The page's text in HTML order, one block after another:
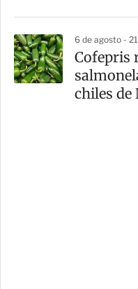
6 de agosto -
Cofepris
chiles de